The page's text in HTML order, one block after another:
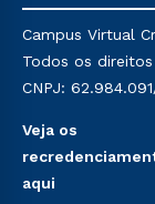
mencionadas
Religioso,
do Ensino de
Campus Virtual
Todos os
CNPJ:
Veja os
aqui